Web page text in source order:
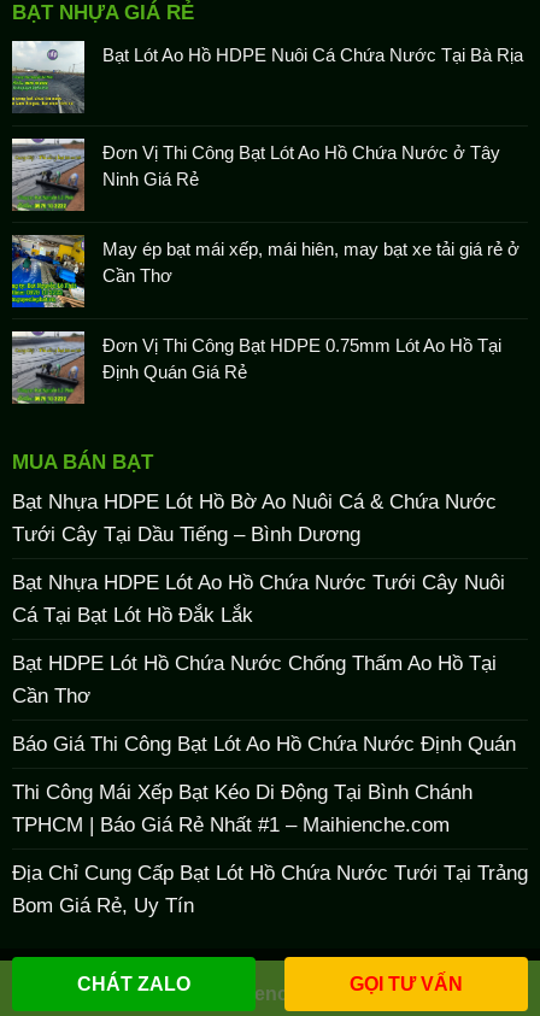
BẠT NHỰA GIÁ RẺ
Bạt Lót Ao Hồ HDPE Nuôi Cá Chứa Nước Tại Bà Rịa
Đơn Vị Thi Công Bạt Lót Ao Hồ Chứa Nước ở Tây
Ninh Giá Rẻ
May ép bạt mái xếp, mái hiên, may bạt xe tải giá rẻ ở
Cần Thơ
Đơn Vị Thi Công Bạt HDPE 0.75mm Lót Ao Hồ Tại
Định Quán Giá Rẻ
MUA BÁN BẠT
Bạt Nhựa HDPE Lót Hồ Bờ Ao Nuôi Cá & Chứa Nước
Tưới Cây Tại Dầu Tiếng – Bình Dương
Bạt Nhựa HDPE Lót Ao Hồ Chứa Nước Tưới Cây Nuôi
Cá Tại Bạt Lót Hồ Đắk Lắk
Bạt HDPE Lót Hồ Chứa Nước Chống Thấm Ao Hồ Tại
Cần Thơ
Báo Giá Thi Công Bạt Lót Ao Hồ Chứa Nước Định Quán
Thi Công Mái Xếp Bạt Kéo Di Động Tại Bình Chánh
TPHCM | Báo Giá Rẻ Nhất #1 – Maihienche.com
Địa Chỉ Cung Cấp Bạt Lót Hồ Chứa Nước Tưới Tại Trảng
Bom Giá Rẻ, Uy Tín
Copyright 2026 © maihienche Maihienche.com
CHÁT ZALO GỌI TƯ VẤN